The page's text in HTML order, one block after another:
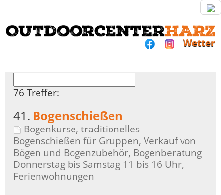
Wetter
76 Treffer:
41. Bogenschießen
Bogenkurse, traditionelles
Bogenschießen für Gruppen, Verkauf von
Bögen und Bogenzubehör, Bogenberatung
Donnerstag bis Samstag 11 bis 16 Uhr,
Ferienwohnungen